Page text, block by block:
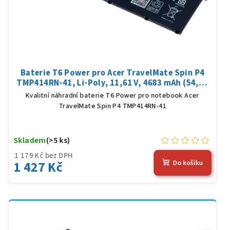
Baterie T6 Power pro Acer TravelMate Spin P4
TMP414RN-41, Li-Poly, 11,61 V, 4683 mAh (54,36
Wh), černá
Kvalitní náhradní baterie T6 Power pro notebook Acer
TravelMate Spin P4 TMP414RN-41
1 179 Kč bez DPH
1 427 Kč
Skladem(>5 ks)
Do košíku